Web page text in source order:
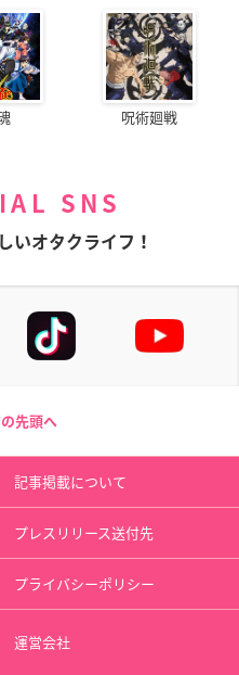
呪術廻戦
SNS
いオタクライフ！
先頭へ
記事掲載について
プレスリリース送付先
プライバシーポリシー
運営会社